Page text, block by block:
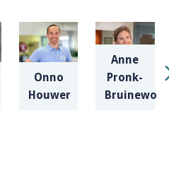
Onno
Houwer
Anne
Pronk-